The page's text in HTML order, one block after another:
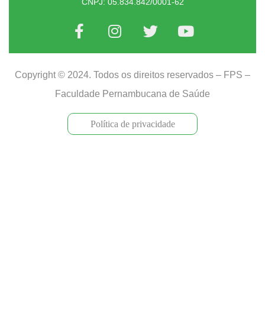
Copyright © 2024. Todos os direitos reservados – FPS –
Faculdade Pernambucana de Saúde
Política de privacidade